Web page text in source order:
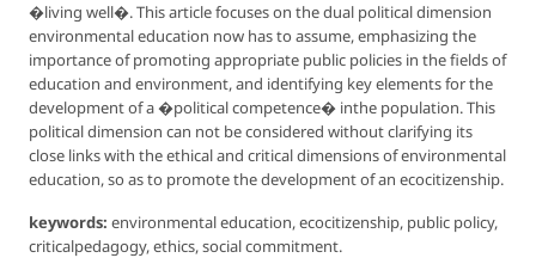
�living well�. This article focuses on the dual political dimension
environmental education now has to assume, emphasizing the
importance of promoting appropriate public policies in the fields of
education and environment, and identifying key elements for the
development of a �political competence� inthe population. This
political dimension can not be considered without clarifying its
close links with the ethical and critical dimensions of environmental
education, so as to promote the development of an ecocitizenship.
keywords: environmental education, ecocitizenship, public policy,
criticalpedagogy, ethics, social commitment.